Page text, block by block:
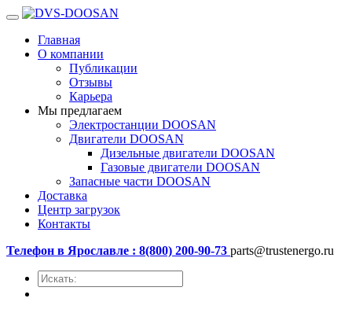
Главная
О компании
Публикации
Отзывы
Карьера
Мы предлагаем
Электростанции DOOSAN
Двигатели DOOSAN
Дизельные двигатели DOOSAN
Газовые двигатели DOOSAN
Запасные части DOOSAN
Доставка
Центр загрузок
Контакты
Телефон в Ярославле : 8(800) 200-90-73 parts@trustenergo.ru